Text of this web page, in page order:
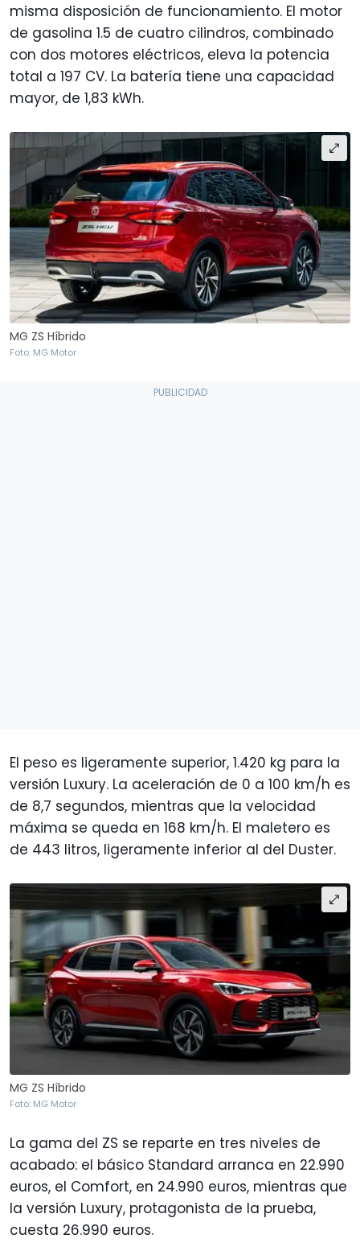
misma disposición de funcionamiento. El motor
de gasolina 1.5 de cuatro cilindros, combinado
con dos motores eléctricos, eleva la potencia
total a 197 CV. La batería tiene una capacidad
mayor, de 1,83 kWh.
MG ZS Híbrido
Foto: MG Motor
El peso es ligeramente superior, 1.420 kg para la
versión Luxury. La aceleración de 0 a 100 km/h es
de 8,7 segundos, mientras que la velocidad
máxima se queda en 168 km/h. El maletero es
de 443 litros, ligeramente inferior al del Duster.
MG ZS Híbrido
Foto: MG Motor
La gama del ZS se reparte en tres niveles de
acabado: el básico Standard arranca en 22.990
euros, el Comfort, en 24.990 euros, mientras que
la versión Luxury, protagonista de la prueba,
cuesta 26.990 euros.